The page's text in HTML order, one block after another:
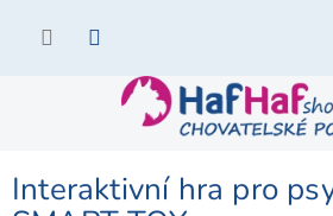
Interaktivní hra pro